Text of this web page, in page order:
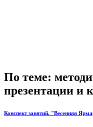
По теме:
презентации и
Конспект занятий. "Весенняя